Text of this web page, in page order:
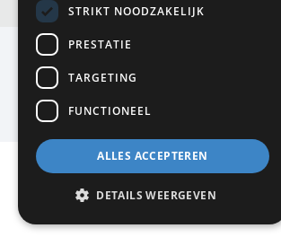
STRIKT NOODZAKELIJK
PRESTATIE
TARGETING
FUNCTIONEEL
ALLES ACCEPTEREN
DETAILS WEERGEVEN